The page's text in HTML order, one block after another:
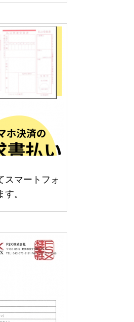
マートフォ
。